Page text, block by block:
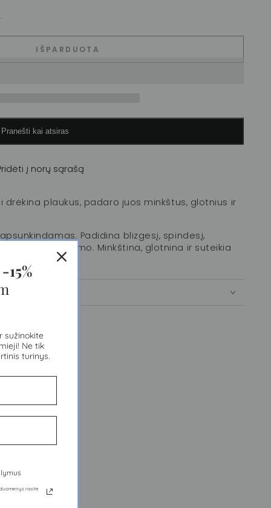
IŠPARDUOTA
Pranešti kai atsiras
į norų sąrašą
plaukus, padaro juos minkštus, glotnius ir
Padidina blizgesį, spindesį,
netekimo. Minkština, glotnina ir suteikia
-15%
sužinokite
Ne tik
turinys.
rasite